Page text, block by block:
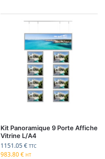
Kit Panoramique 9 Porte Affiche
Vitrine L/A4
1151.05€ TTC
983.80€ HT